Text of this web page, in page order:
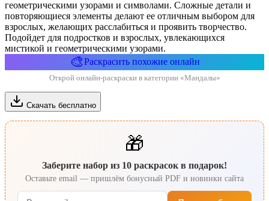
геометрическими узорами и символами. Сложные детали и
повторяющиеся элементы делают ее отличным выбором для
взрослых, желающих расслабиться и проявить творчество.
Подойдет для подростков и взрослых, увлекающихся
мистикой и геометрическими узорами.
🎨Раскрасить похожие онлайн
Открой онлайн-раскраски в категории «Мандалы»
Скачать бесплатно
🎁
Заберите набор из 10 раскрасок в подарок!
Оставьте email — пришлём бонусный PDF и новинки сайта